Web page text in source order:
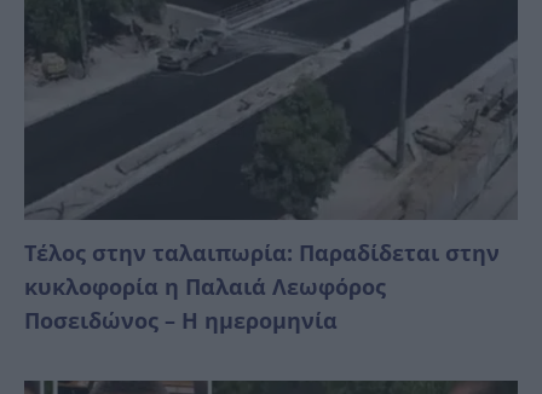
Τέλος στην ταλαιπωρία: Παραδίδεται στην
κυκλοφορία η Παλαιά Λεωφόρος
Ποσειδώνος – Η ημερομηνία